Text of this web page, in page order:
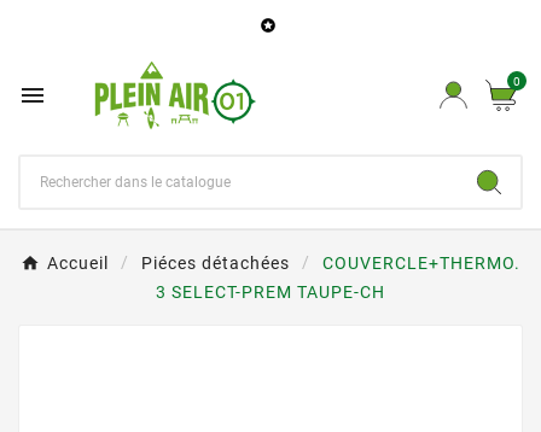

 0
Accueil Piéces détachées
COUVERCLE+THERMO.
3 SELECT-PREM TAUPE-CH